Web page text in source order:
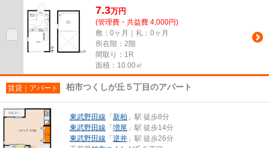
7.3万円
(管理費・共益費 4,000円)
敷：0ヶ月｜礼：0ヶ月
所在階：2階
間取り：1R
面積：10.00㎡
賃貸｜アパート 柏市つくしが丘５丁目のアパート
東武野田線 「 新柏 」駅 徒歩8分
東武野田線 「 増尾 」駅 徒歩14分
東武野田線 「 逆井 」駅 徒歩26分